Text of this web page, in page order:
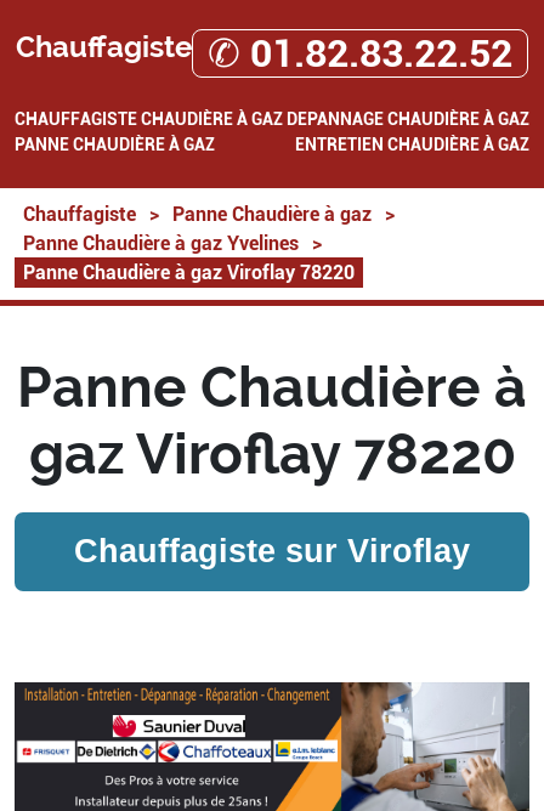
Chauffagiste ✆ 01.82.83.22.52
CHAUFFAGISTECHAUDIÈRE À GAZ DEPANNAGE CHAUDIÈRE À GAZ
PANNE CHAUDIÈRE À GAZ
ENTRETIEN CHAUDIÈRE À GAZ
Chauffagiste > Panne Chaudière à gaz
>
Panne Chaudière à gaz Yvelines
>
Panne Chaudière à gaz Viroflay 78220
Panne Chaudière à
gaz Viroflay 78220
Chauffagiste sur Viroflay